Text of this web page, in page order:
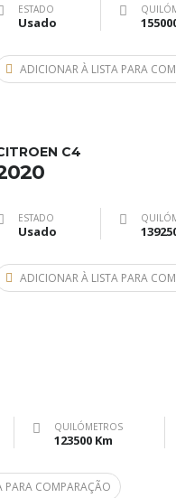
ESTADO
Usado
ADICIONAR À LISTA PARA
C4
ESTADO
Usado
ADICIONAR À LISTA PARA
QUILÓMETROS
123500 Km
PARA COMPARAÇÃO